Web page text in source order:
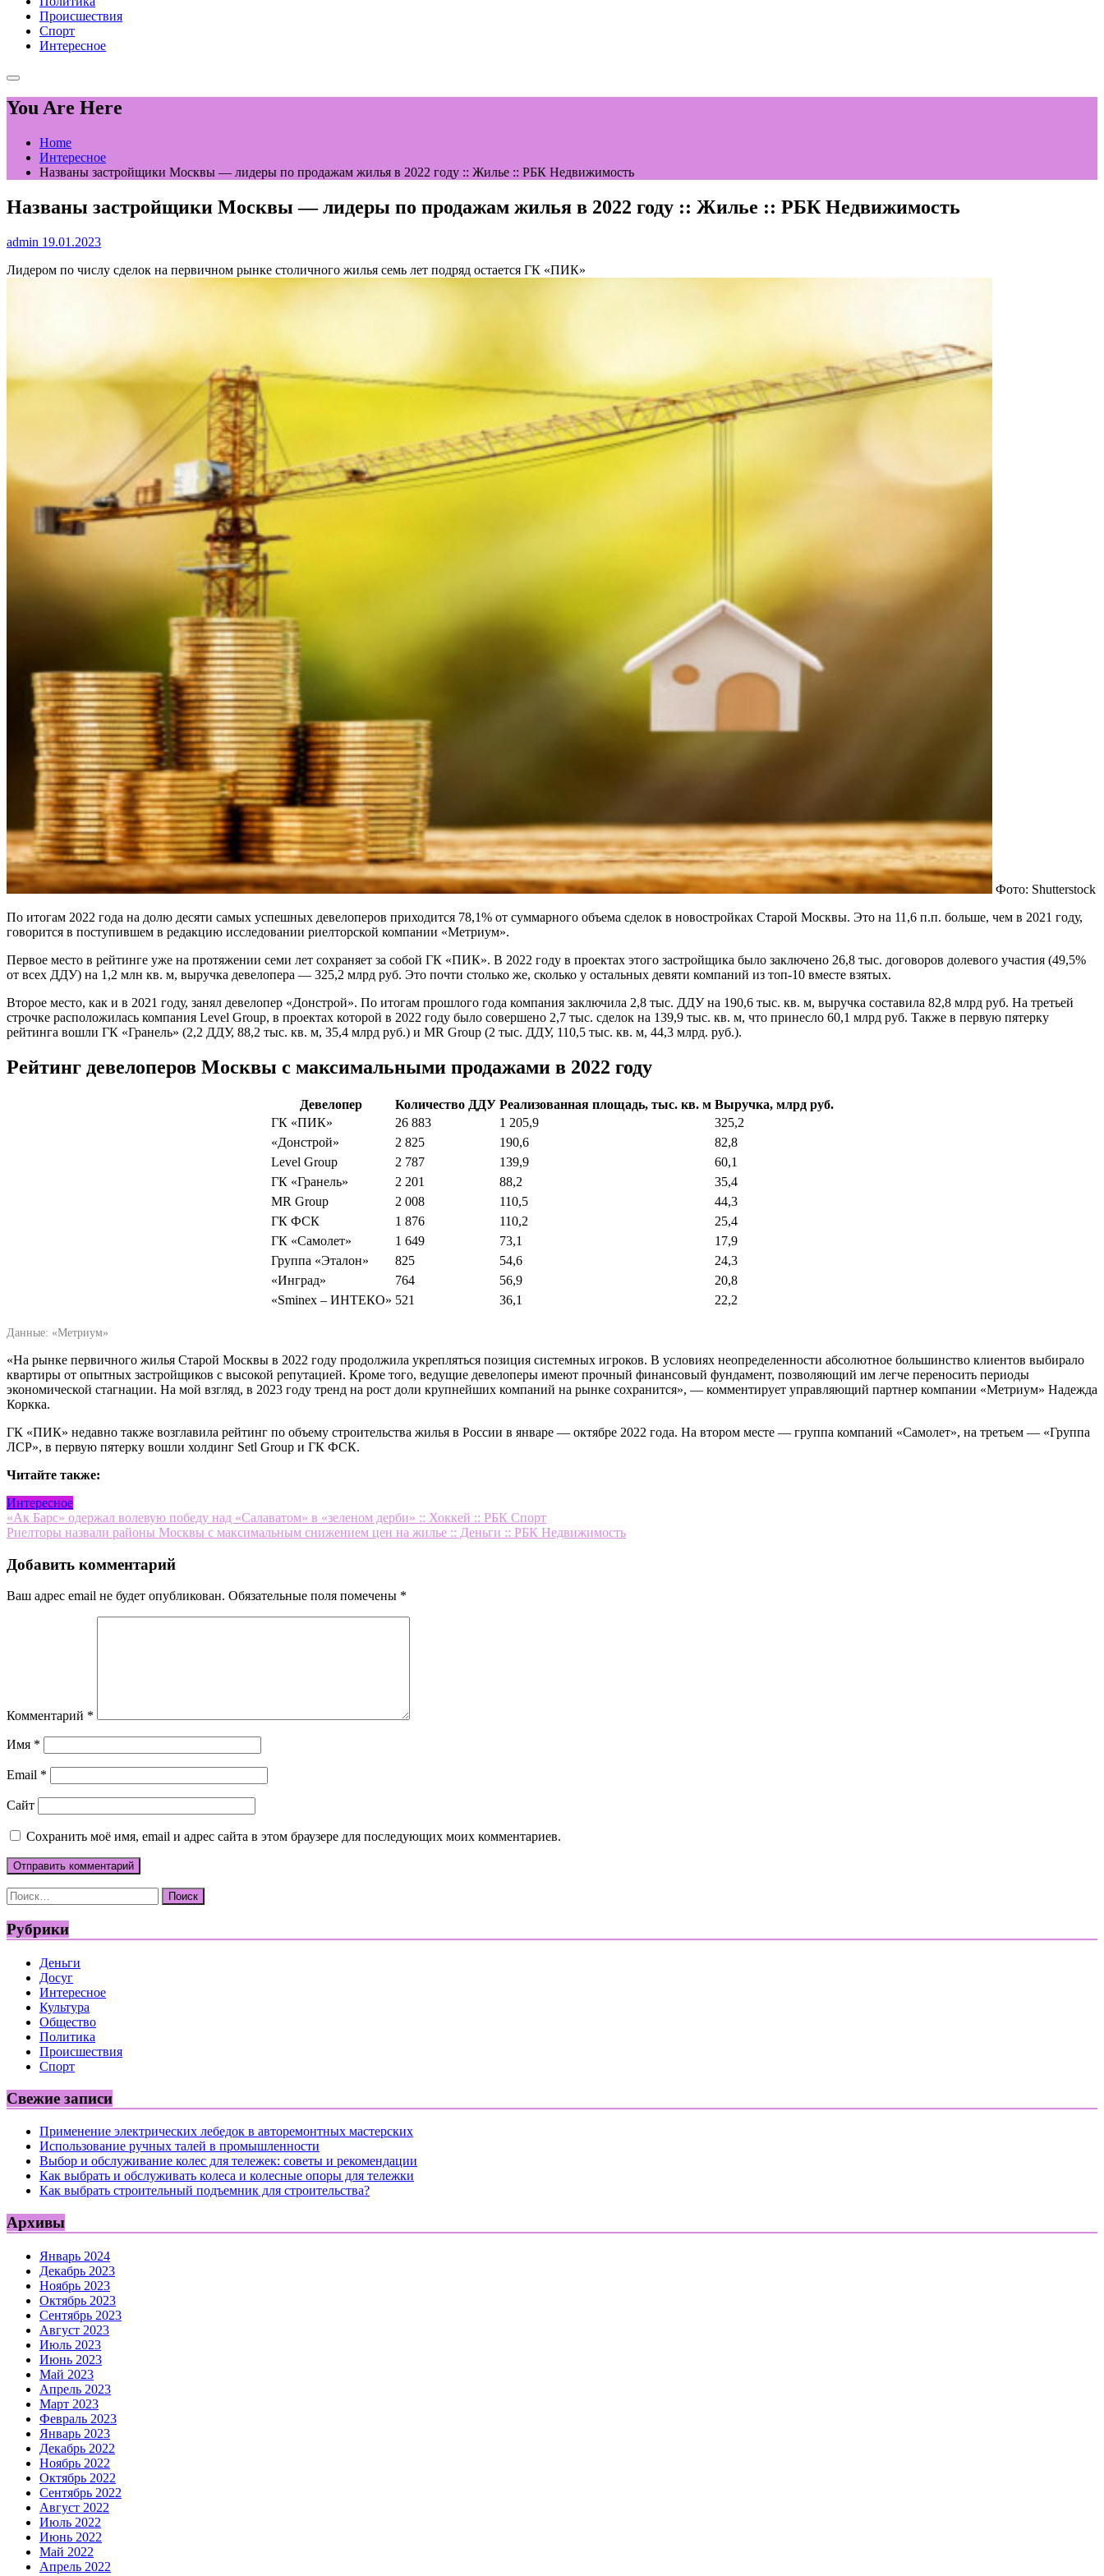
Происшествия
Спорт
Интересное
You Are Here
Home
Интересное
Названы застройщики Москвы — лидеры по продажам жилья в 2022 году :: Жилье :: РБК Недвижимость
Названы застройщики Москвы — лидеры по продажам жилья в 2022 году :: Жилье :: РБК Недвижимость
admin 19.01.2023
Лидером по числу сделок на первичном рынке столичного жилья семь лет подряд остается ГК «ПИК»
Фото: Shutterstock
По итогам 2022 года на долю десяти самых успешных девелоперов приходится 78,1% от суммарного объема сделок в новостройках Старой Москвы. Это на 11,6 п.п. больше, чем в 2021 году,
говорится в поступившем в редакцию исследовании риелторской компании «Метриум».
Первое место в рейтинге уже на протяжении семи лет сохраняет за собой ГК «ПИК». В 2022 году в проектах этого застройщика было заключено 26,8 тыс. договоров долевого участия (49,5%
от всех ДДУ) на 1,2 млн кв. м, выручка девелопера — 325,2 млрд руб. Это почти столько же, сколько у остальных девяти компаний из топ-10 вместе взятых.
Второе место, как и в 2021 году, занял девелопер «Донстрой». По итогам прошлого года компания заключила 2,8 тыс. ДДУ на 190,6 тыс. кв. м, выручка составила 82,8 млрд руб. На третьей
строчке расположилась компания Level Group, в проектах которой в 2022 году было совершено 2,7 тыс. сделок на 139,9 тыс. кв. м, что принесло 60,1 млрд руб. Также в первую пятерку
рейтинга вошли ГК «Гранель» (2,2 ДДУ, 88,2 тыс. кв. м, 35,4 млрд руб.) и MR Group (2 тыс. ДДУ, 110,5 тыс. кв. м, 44,3 млрд. руб.).
Рейтинг девелоперов Москвы с максимальными продажами в 2022 году
Девелопер Количество ДДУ Реализованная площадь, тыс. кв. м Выручка, млрд руб.
ГК «ПИК»
26 883 1 205,9
325,2
«Донстрой»
2 825 190,6
82,8
Level Group
2 787 139,9
60,1
ГК «Гранель»
2 201 88,2
35,4
MR Group
2 008 110,5
44,3
ГК ФСК
1 876 110,2
25,4
ГК «Самолет»
1 649 73,1
17,9
Группа «Эталон»
825 54,6
24,3
«Инград»
764 56,9
20,8
«Sminex – ИНТЕКО» 521 36,1 22,2
Данные: «Метриум»
«На рынке первичного жилья Старой Москвы в 2022 году продолжила укрепляться позиция системных игроков. В условиях неопределенности абсолютное большинство клиентов выбирало
квартиры от опытных застройщиков с высокой репутацией. Кроме того, ведущие девелоперы имеют прочный финансовый фундамент, позволяющий им легче переносить периоды
экономической стагнации. На мой взгляд, в 2023 году тренд на рост доли крупнейших компаний на рынке сохранится», — комментирует управляющий партнер компании «Метриум» Надежда
Коркка.
ГК «ПИК» недавно также возглавила рейтинг по объему строительства жилья в России в январе — октябре 2022 года. На втором месте — группа компаний «Самолет», на третьем — «Группа
ЛСР», в первую пятерку вошли холдинг Setl Group и ГК ФСК.
Читайте также:
Интересное
Навигация
по
записям
«Ак Барс» одержал волевую победу над «Салаватом» в «зеленом дерби» :: Хоккей :: РБК Спорт
Риелторы назвали районы Москвы с максимальным снижением цен на жилье :: Деньги :: РБК Недвижимость
Добавить комментарий
Ваш адрес email не будет опубликован. Обязательные поля помечены *
Комментарий *
Имя *
Email *
Сайт
Сохранить моё имя, email и адрес сайта в этом браузере для последующих моих комментариев.
Найти:
Рубрики
Деньги
Досуг
Интересное
Культура
Общество
Политика
Происшествия
Спорт
Свежие записи
Применение электрических лебедок в авторемонтных мастерских
Использование ручных талей в промышленности
Выбор и обслуживание колес для тележек: советы и рекомендации
Как выбрать и обслуживать колеса и колесные опоры для тележки
Как выбрать строительный подъемник для строительства?
Архивы
Январь 2024
Декабрь 2023
Ноябрь 2023
Октябрь 2023
Сентябрь 2023
Август 2023
Июль 2023
Июнь 2023
Май 2023
Апрель 2023
Март 2023
Февраль 2023
Январь 2023
Декабрь 2022
Ноябрь 2022
Октябрь 2022
Сентябрь 2022
Август 2022
Июль 2022
Июнь 2022
Май 2022
Апрель 2022